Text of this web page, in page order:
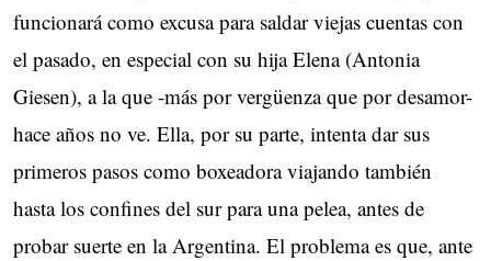
funcionará como excusa para saldar viejas cuentas con
el pasado, en especial con su hija Elena (Antonia
Giesen), a la que -más por vergüenza que por desamor-
hace años no ve. Ella, por su parte, intenta dar sus
primeros pasos como boxeadora viajando también
hasta los confines del sur para una pelea, antes de
probar suerte en la Argentina. El problema es que, ante